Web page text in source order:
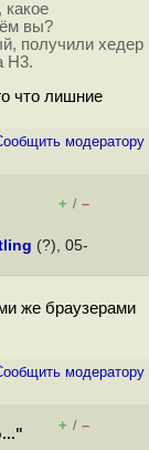
вы?
получили хедер
H3.
что лишние
модератору
+ / –
(?), 05-
же браузерами
модератору
+ / –